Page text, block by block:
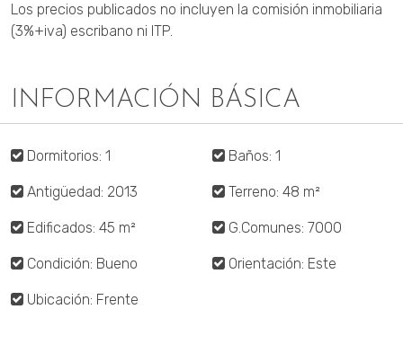
Los precios publicados no incluyen la comisión inmobiliaria
(3%+iva) escribano ni ITP.
INFORMACIÓN BÁSICA
Dormitorios: 1 Baños: 1
Antigüedad: 2013 Terreno: 48 m²
Edificados: 45 m² G.Comunes: 7000
Condición: Bueno Orientación: Este
Ubicación: Frente